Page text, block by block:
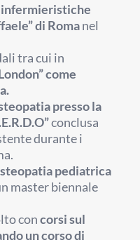
infermieristiche
di Romanel
tra cui in
come
presso la
conclusa
durante i
pediatrica
master biennale
concorsi sul
un corso di